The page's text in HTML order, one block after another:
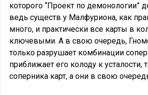
которого “Проект по демонологии”
ведь существ у Малфуриона, как
много, и практически все карты в
ключевыми. А в свою очередь,
только разрушает комбинации
приближает его колоду к усталости,
соперника карт, а они в свою